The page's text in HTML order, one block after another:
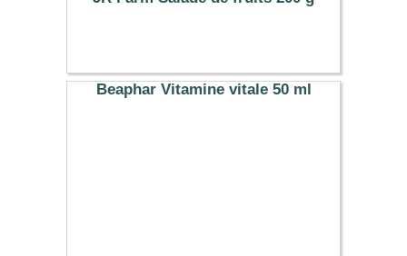
2.69 €
Beaphar Vitamine vitale 50 ml